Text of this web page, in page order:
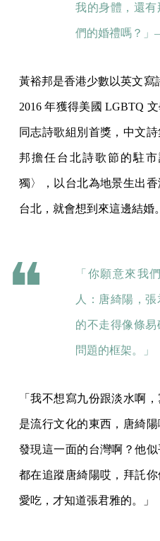
我的身體，還
們的婚禮嗎？」
黃裕邦是香港少數以英文寫
2016 年獲得美國 LGBTQ
同志詩歌組別首獎，中文
邦擔任台北詩歌節的駐
獨〉，以台北為地景生出
台北，就會想到來這邊結婚
「你願意來我
人：唐綺陽，
的不走得像條
問題的框架。」
「我不想寫九份跟淡水啊
是流行文化的東西，唐綺
發現這一面的台灣啊？他
都在追蹤唐綺陽哎，拜託
愛吃，才知道張君雅的。」